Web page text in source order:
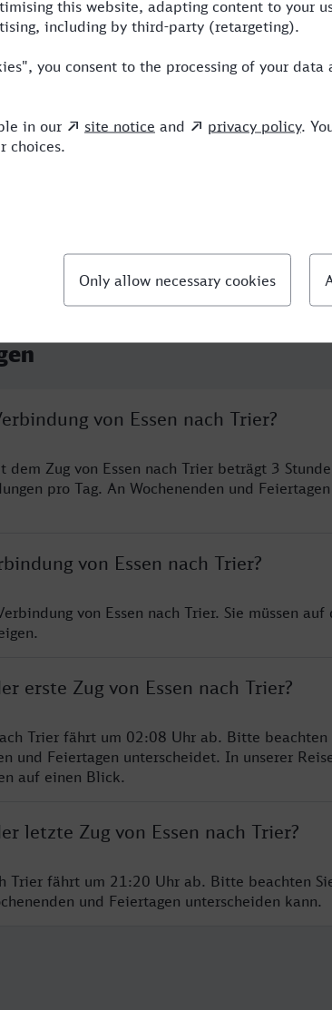
1 RE,NX
2 BUS,ICE,TR
von Essen nach Trier?
dem Zug von Essen nach Trier beträgt 3
pro Tag. An Wochenenden und
von Essen nach Trier?
von Essen nach Trier. Sie müssen auf
erste Zug von Essen nach Trier?
Trier fährt um 02:08 Uhr ab. Bitte beachten
und Feiertagen unterscheidet. In unserer
auf einen Blick.
letzte Zug von Essen nach Trier?
Trier fährt um 21:20 Uhr ab. Bitte beachten
und Feiertagen unterscheiden kann.